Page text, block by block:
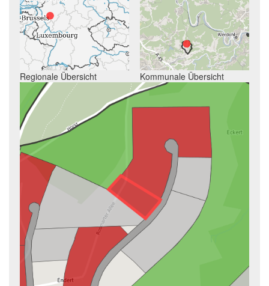
Regionale Übersicht Kommunale Übersicht